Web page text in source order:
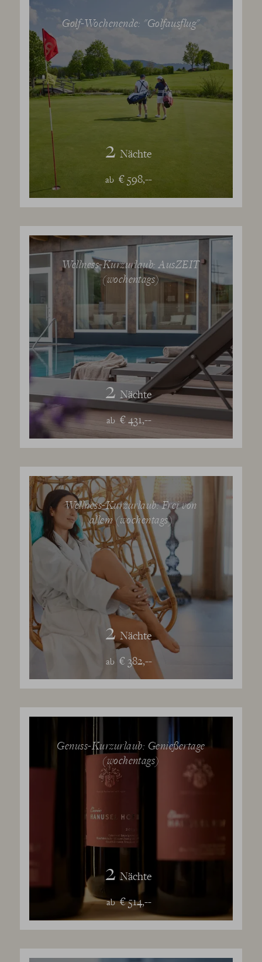
Wellness-Kurzurlaub: AusZEIT
(wochentags)
2 Nächte
ab € 431,--
Wellness-Kurzurlaub: Frei von
allem (wochentags)
2 Nächte
ab € 382,--
Genuss-Kurzurlaub: Genießertage
(wochentags)
2 Nächte
ab € 514,--
Golf-Wochenende: "Golfausflug"
2 Nächte
ab € 598,--